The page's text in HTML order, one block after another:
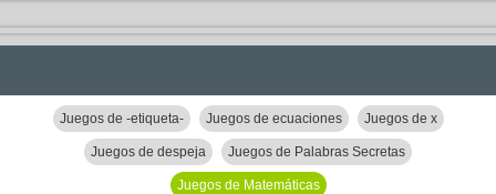
Juegos de -etiqueta- Juegos de ecuaciones Juegos de x
Juegos de despeja Juegos de Palabras Secretas
Juegos de Matemáticas